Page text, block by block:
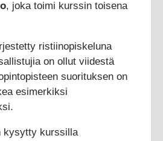
, joka toimi kurssin toisena
ristiinopiskeluna
on ollut viidestä
suorituksen on
esimerkiksi
kysytty kurssilla